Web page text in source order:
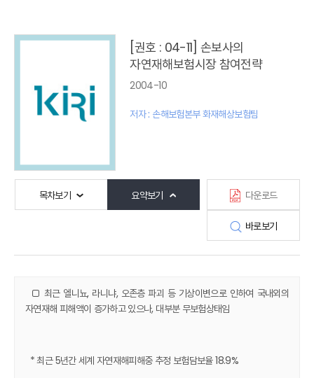
[권호 : 04-11] 손보사의
자연재해보험시장 참여전략
2004-10
저자 : 손해보험본부 화재해상보험팀
목차보기 요약보기 다운로드
바로보기
□ 최근 엘니뇨, 라니냐, 오존층 파괴 등 기상이변으로 인하여 국내외의
자연재해 피해액이 증가하고 있으나, 대부분 무보험상태임
* 최근 5년간 세계 자연재해피해중 추정 보험담보율 18.9%